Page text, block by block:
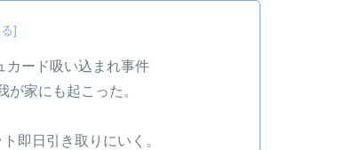
ード吸い込まれ事件
家にも起こった。
即日引き取りにいく。